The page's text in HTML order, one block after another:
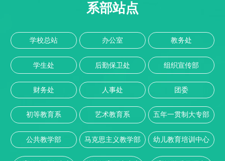
系部站点
学校总站 办公室 教务处
学生处 后勤保卫处 组织宣传部
财务处 人事处 团委
初等教育系 艺术教育系 五年一贯制大专部
公共教学部 马克思主义教学部 幼儿教育培训中心